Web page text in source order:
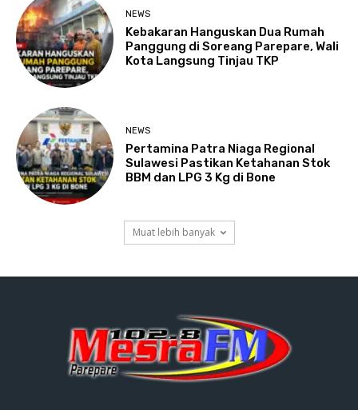
NEWS
Kebakaran Hanguskan Dua Rumah
Panggung di Soreang Parepare, Wali
Kota Langsung Tinjau TKP
NEWS
Pertamina Patra Niaga Regional
Sulawesi Pastikan Ketahanan Stok
BBM dan LPG 3 Kg di Bone
Muat lebih banyak